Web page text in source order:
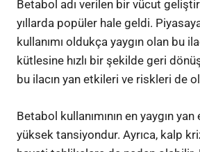
Betabol adı verilen bir vücut
yıllarda popüler hale geldi.
kullanımı oldukça yaygın olan bu
kütlesine hızlı bir şekilde geri
bu ilacın yan etkileri ve riskleri de
Betabol kullanımının en yaygın
yüksek tansiyondur. Ayrıca, kalp